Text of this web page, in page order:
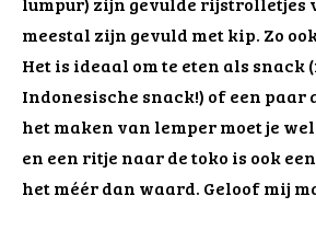
meestal zijn gevuld met kip. Zo
Het is ideaal om te eten als
Indonesische snack!) of een paar
het maken van lemper moet je
en een ritje naar de toko is ook
het méér dan waard. Geloof mij